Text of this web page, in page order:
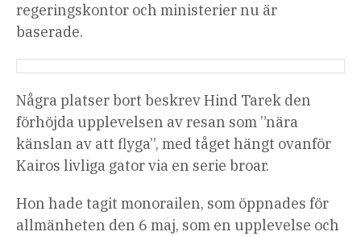
regeringskontor och ministerier nu är
baserade.
Några platser bort beskrev Hind Tarek den
förhöjda upplevelsen av resan som ”nära
känslan av att flyga”, med tåget hängt ovanför
Kairos livliga gator via en serie broar.
Hon hade tagit monorailen, som öppnades för
allmänheten den 6 maj, som en upplevelse och